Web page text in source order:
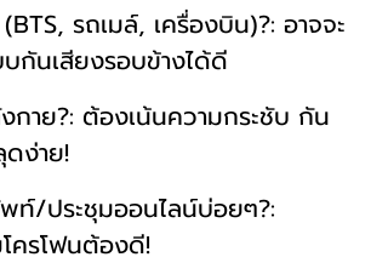
รถเมล์, เครื่องบิน)?: อาจจะ
กันเสียงรอบข้างได้ดี
กาย?: ต้องเน้นความกระชับ กัน
ดง่าย!
ท์/ประชุมออนไลน์บ่อยๆ?:
ครโฟนต้องดี!